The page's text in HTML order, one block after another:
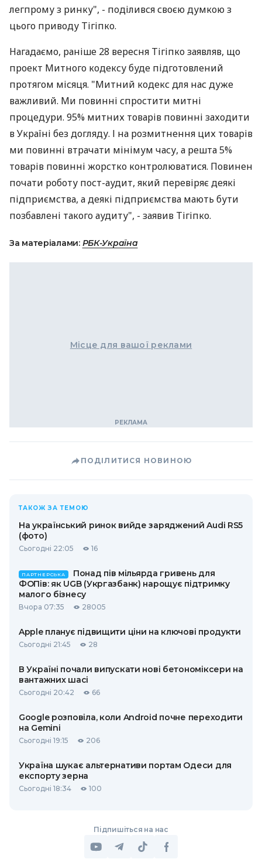
легпрому з ринку", - поділився своєю думкою з
цього приводу Тігіпко.
Нагадаємо, раніше 28 вересня Тігіпко заявляв, що
проект Митного кодексу буде підготовлений
протягом місяця. "Митний кодекс для нас дуже
важливий. Ми повинні спростити митні
процедури. 95% митних товарів повинні заходити
в Україні без догляду. І на розмитнення цих товарів
ми повинні втрачати мінімум часу, а решта 5%
товарів повинні жорстко контролюватися. Повинен
почати роботу пост-аудит, який перевіряє деякі
підприємства, а деякі підприємства мають бути
позбавлені такого аудиту", - заявив Тігіпко.
За матеріалами: РБК-Україна
Місце для вашої реклами
ПОДІЛИТИСЯ НОВИНОЮ
ТАКОЖ ЗА ТЕМОЮ
На український ринок вийде заряджений Audi RS5
(фото)
Сьогодні 22:05 16
ПАРТНЕРСЬКА
Понад пів мільярда гривень для
ФОПів: як UGB (Укргазбанк) нарощує підтримку
малого бізнесу
Вчора 07:35 28005
Apple планує підвищити ціни на ключові продукти
Сьогодні 21:45 28
В Україні почали випускати нові бетономіксери на
вантажних шасі
Сьогодні 20:42 66
Google розповіла, коли Android почне переходити
на Gemini
Сьогодні 19:15 206
Україна шукає альтернативи портам Одеси для
експорту зерна
Сьогодні 18:34 100
Підпишіться на нас